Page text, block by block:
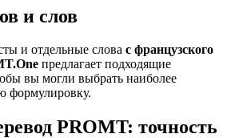
и слов
и отдельные слова с французского
предлагает подходящие
вы могли выбрать наиболее
формулировку.
PROMT: точность